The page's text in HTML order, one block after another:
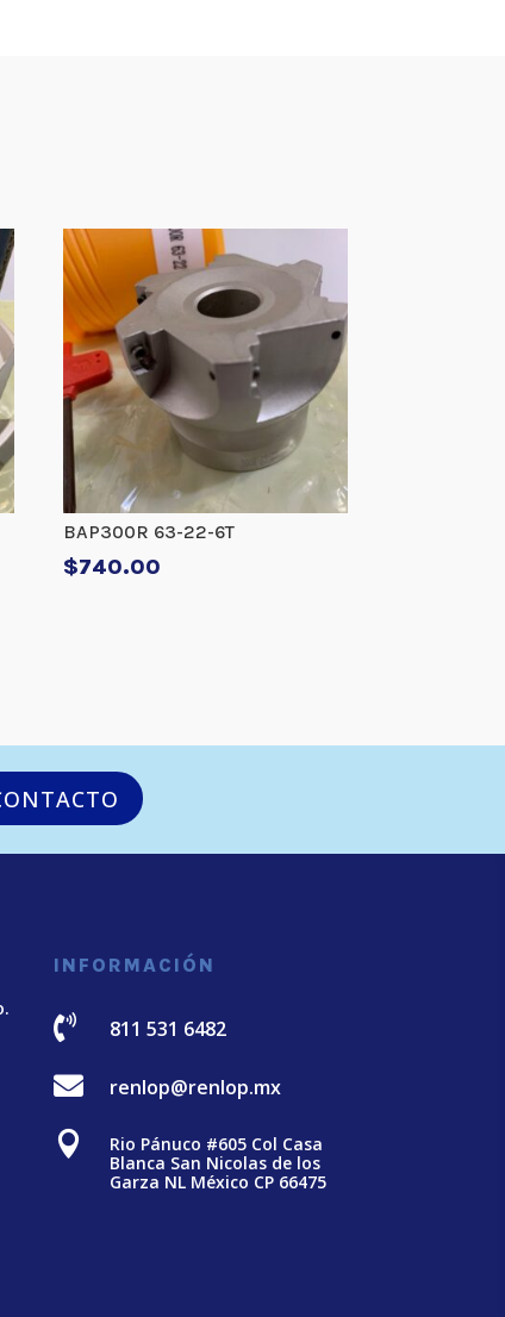
BAP300R 63-22-6T
$740.00
INFORMACIÓN
 811 531 6482
 renlop@renlop.mx

Rio Pánuco #605 Col Casa
Blanca San Nicolas de los
Garza NL México CP 66475